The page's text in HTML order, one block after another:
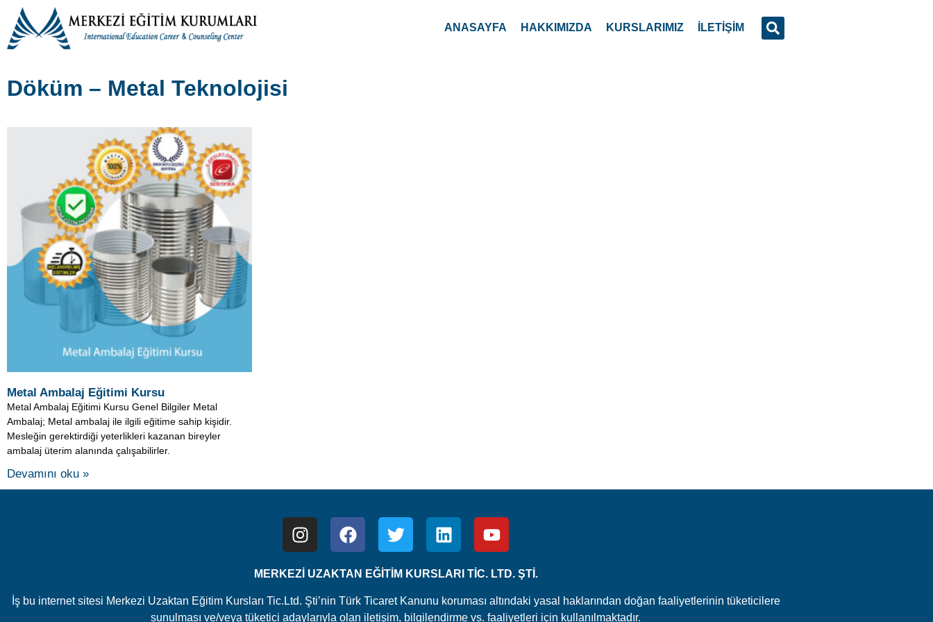
ANASAYFA HAKKIMIZDA KURSLARIMIZ İLETİŞİM
Döküm – Metal Teknolojisi
Metal Ambalaj Eğitimi Kursu
Metal Ambalaj Eğitimi Kursu Genel Bilgiler Metal
Ambalaj; Metal ambalaj ile ilgili eğitime sahip kişidir.
Mesleğin gerektirdiği yeterlikleri kazanan bireyler
ambalaj üterim alanında çalışabilirler.
Devamını oku »
MERKEZİ UZAKTAN EĞİTİM KURSLARI TİC. LTD. ŞTİ.
İş bu internet sitesi Merkezi Uzaktan Eğitim Kursları Tic.Ltd. Şti’nin Türk Ticaret Kanunu koruması altındaki yasal haklarından doğan faaliyetlerinin tüketicilere
sunulması ve/veya tüketici adaylarıyla olan iletişim, bilgilendirme vs. faaliyetleri için kullanılmaktadır.